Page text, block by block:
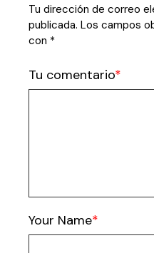
Tu dirección de correo
publicada. Los campos
con *
Tu comentario
Your Name